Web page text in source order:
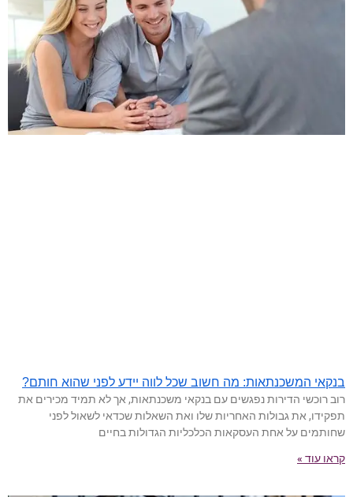
בנקאי המשכנתאות: מה חשוב שכל לווה יידע לפני שהוא חותם?
רוב רוכשי הדירות נפגשים עם בנקאי משכנתאות, אך לא תמיד מכירים את
תפקידו, את גבולות האחריות שלו ואת השאלות שכדאי לשאול לפני
שחותמים על אחת העסקאות הכלכליות הגדולות בחיים
קראו עוד »